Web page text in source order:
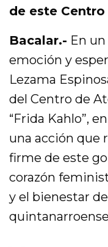
de este
Bacalar.- En
emoción y
Lezama
del Centro de
“Frida Kahlo”,
una acción que
firme de este
corazón
y el bienestar